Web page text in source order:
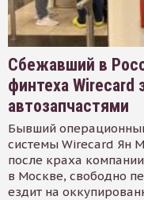
Сбежавший в
финтеха Wirecard
автозапчастями
Бывший
системы Wirecard Ян
после краха
в Москве, свободно
ездит на